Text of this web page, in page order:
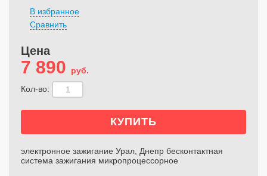
В избранное
Сравнить
Цена
7 890
руб.
Кол-во:
электронное зажигание Урал, Днепр бесконтактная
система зажигания микропроцессорное